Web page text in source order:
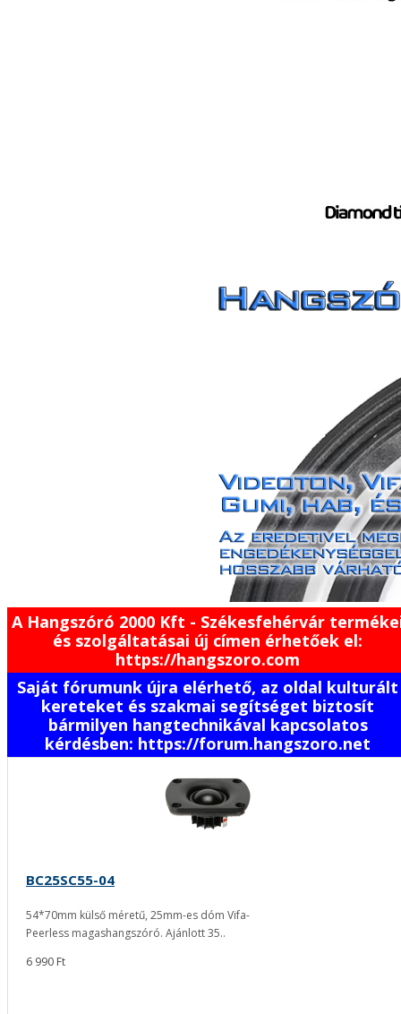
A Hangszóró 2000 Kft - Székesfehérvár
és szolgáltatásai új címen érhetőek el:
https://hangszoro.com
Saját fórumunk újra elérhető, az oldal kulturált
kereteket és szakmai segítséget biztosít
bármilyen hangtechnikával kapcsolatos
kérdésben: https://forum.hangszoro.net
BC25SC55-04
54*70mm külső méretű, 25mm-es dóm Vifa-
Peerless magashangszóró. Ajánlott 35..
6 990 Ft